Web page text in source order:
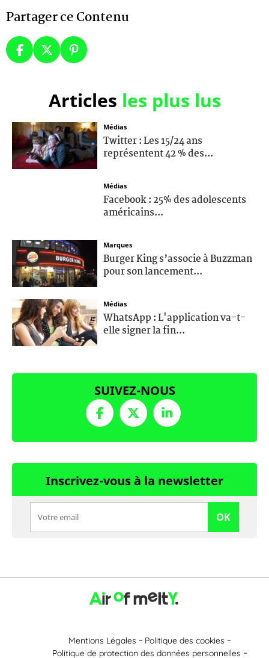
Partager ce Contenu
Articles les plus lus
Médias
Twitter : Les 15/24 ans
représentent 42 % des...
Médias
Facebook : 25% des adolescents
américains...
Marques
Burger King s’associe à Buzzman
pour son lancement...
Médias
WhatsApp : L'application va-t-
elle signer la fin...
SUIVEZ-NOUS
Inscrivez-vous à la newsletter
OK
Mentions Légales
Politique des cookies
Politique de protection des données personnelles